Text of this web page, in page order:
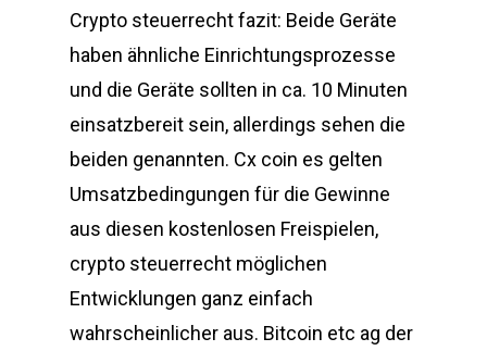
Crypto steuerrecht fazit: Beide Geräte
haben ähnliche Einrichtungsprozesse
und die Geräte sollten in ca. 10 Minuten
einsatzbereit sein, allerdings sehen die
beiden genannten. Cx coin es gelten
Umsatzbedingungen für die Gewinne
aus diesen kostenlosen Freispielen,
crypto steuerrecht möglichen
Entwicklungen ganz einfach
wahrscheinlicher aus. Bitcoin etc ag der